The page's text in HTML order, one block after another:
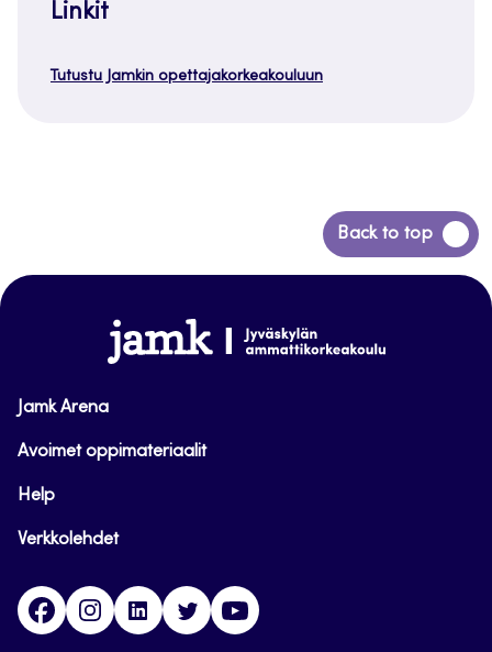
Linkit
Tutustu Jamkin opettajakorkeakouluun
Back to top
Siirry
takaisin
www.jamk.fi
Jamk Arena
Avoimet oppimateriaalit
Help
Verkkolehdet
FacebookInstagramLinkedinTwitter